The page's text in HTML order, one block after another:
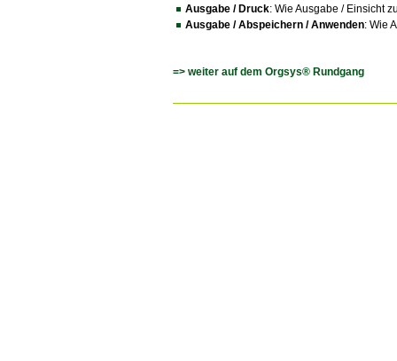
Ausgabe / Druck: Wie Ausgabe / Einsicht
Ausgabe / Abspeichern / Anwenden: Wie
=> weiter auf dem Orgsys® Rundgang